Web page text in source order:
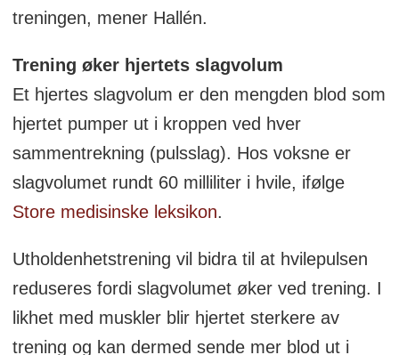
treningen, mener Hallén.
Trening øker hjertets slagvolum
Et hjertes slagvolum er den mengden blod som
hjertet pumper ut i kroppen ved hver
sammentrekning (pulsslag). Hos voksne er
slagvolumet rundt 60 milliliter i hvile, ifølge
Store medisinske leksikon.
Utholdenhetstrening vil bidra til at hvilepulsen
reduseres fordi slagvolumet øker ved trening. I
likhet med muskler blir hjertet sterkere av
trening og kan dermed sende mer blod ut i